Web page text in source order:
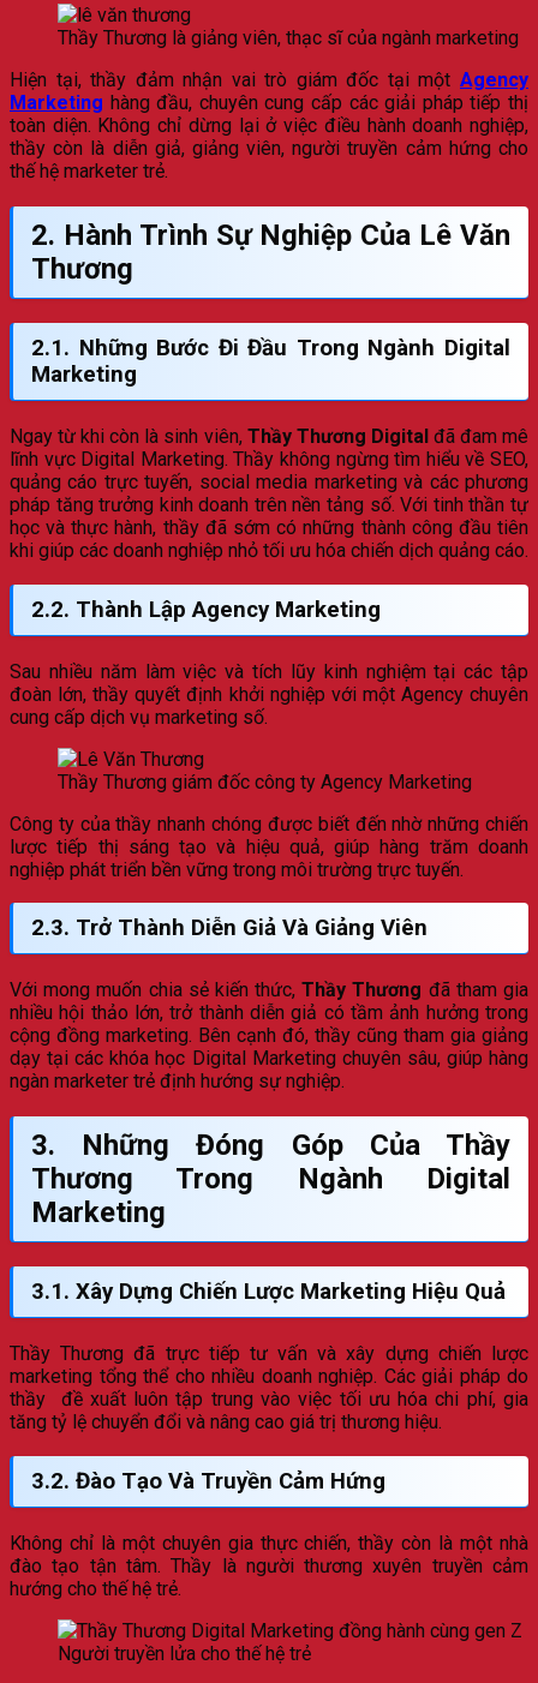
Thầy Thương là giảng viên, thạc sĩ của ngành marketing
Hiện tại, thầy đảm nhận vai trò giám đốc tại một Agency
Marketing hàng đầu, chuyên cung cấp các giải pháp tiếp thị
toàn diện. Không chỉ dừng lại ở việc điều hành doanh nghiệp,
thầy còn là diễn giả, giảng viên, người truyền cảm hứng cho
thế hệ marketer trẻ.
2. Hành Trình Sự Nghiệp Của Lê Văn
Thương
2.1. Những Bước Đi Đầu Trong Ngành Digital
Marketing
Ngay từ khi còn là sinh viên, Thầy Thương Digitalđã đam mê
lĩnh vực Digital Marketing. Thầy không ngừng tìm hiểu về SEO,
quảng cáo trực tuyến, social media marketing và các phương
pháp tăng trưởng kinh doanh trên nền tảng số. Với tinh thần tự
học và thực hành, thầy đã sớm có những thành công đầu tiên
khi giúp các doanh nghiệp nhỏ tối ưu hóa chiến dịch quảng cáo.
2.2. Thành Lập Agency Marketing
Sau nhiều năm làm việc và tích lũy kinh nghiệm tại các tập
đoàn lớn, thầy quyết định khởi nghiệp với một Agency chuyên
cung cấp dịch vụ marketing số.
Thầy Thương giám đốc công ty Agency Marketing
Công ty của thầy nhanh chóng được biết đến nhờ những chiến
lược tiếp thị sáng tạo và hiệu quả, giúp hàng trăm doanh
nghiệp phát triển bền vững trong môi trường trực tuyến.
2.3. Trở Thành Diễn Giả Và Giảng Viên
Với mong muốn chia sẻ kiến thức,Thầy Thương đã tham gia
nhiều hội thảo lớn, trở thành diễn giả có tầm ảnh hưởng trong
cộng đồng marketing. Bên cạnh đó, thầy cũng tham gia giảng
dạy tại các khóa học Digital Marketing chuyên sâu, giúp hàng
ngàn marketer trẻ định hướng sự nghiệp.
3. Những Đóng Góp Của Thầy
Thương Trong Ngành Digital
Marketing
3.1. Xây Dựng Chiến Lược Marketing Hiệu Quả
Thầy Thương đã trực tiếp tư vấn và xây dựng chiến lược
marketing tổng thể cho nhiều doanh nghiệp. Các giải pháp do
thầy đề xuất luôn tập trung vào việc tối ưu hóa chi phí, gia
tăng tỷ lệ chuyển đổi và nâng cao giá trị thương hiệu.
3.2. Đào Tạo Và Truyền Cảm Hứng
Không chỉ là một chuyên gia thực chiến, thầy còn là một nhà
đào tạo tận tâm. Thầy là người thương xuyên truyền cảm
hướng cho thế hệ trẻ.
Người truyền lửa cho thế hệ trẻ